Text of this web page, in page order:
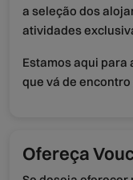
a seleção dos
atividades
Estamos aqui para
que vá de
Ofereça